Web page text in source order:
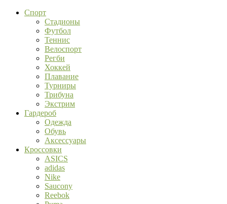
Спорт
Стадионы
Футбол
Теннис
Велоспорт
Регби
Хоккей
Плавание
Турниры
Трибуна
Экстрим
Гардероб
Одежда
Обувь
Аксессуары
Кроссовки
ASICS
adidas
Nike
Saucony
Reebok